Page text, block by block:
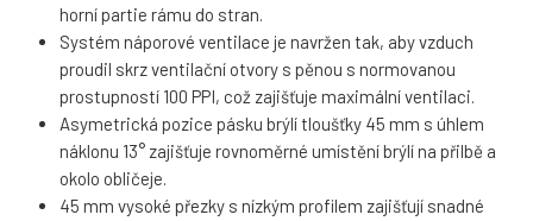
horní partie rámu do stran.
Systém náporové ventilace je navržen tak, aby vzduch
proudil skrz ventilační otvory s pěnou s normovanou
prostupností 100 PPI, což zajišťuje maximální ventilaci.
Asymetrická pozice pásku brýlí tloušťky 45 mm s úhlem
náklonu 13° zajišťuje rovnoměrné umístění brýlí na přilbě a
okolo obličeje.
45 mm vysoké přezky s nízkým profilem zajišťují snadné